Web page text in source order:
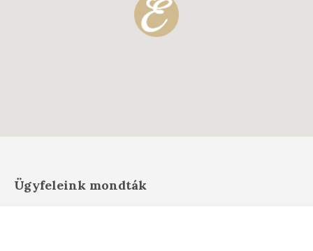
Ügyfeleink mondták